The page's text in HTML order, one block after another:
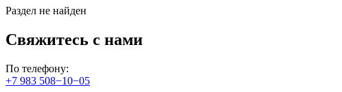
Раздел не найден
Свяжитесь с нами
По телефону:
+7 983 508−10−05